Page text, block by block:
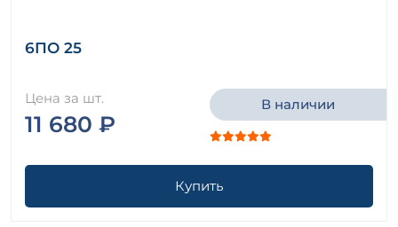
6ПО 25
Цена за шт.
11 680 ₽
В наличии
Купить